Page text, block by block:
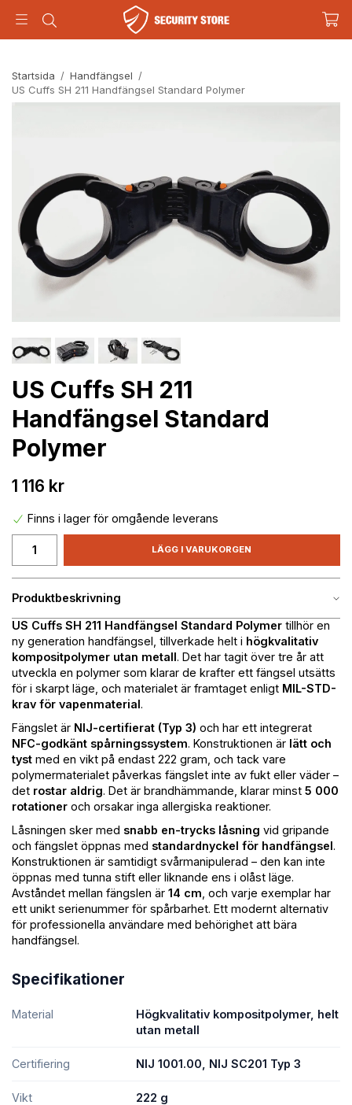
Startsida / Handfängsel /
US Cuffs SH 211 Handfängsel Standard Polymer
US Cuffs SH 211
Handfängsel Standard
Polymer
1 116 kr
Finns i lager för omgående leverans
LÄGG I VARUKORGEN
Produktbeskrivning
US Cuffs SH 211 Handfängsel Standard Polymer tillhör en
ny generation handfängsel, tillverkade helt i högkvalitativ
kompositpolymer utan metall. Det har tagit över tre år att
utveckla en polymer som klarar de krafter ett fängsel utsätts
för i skarpt läge, och materialet är framtaget enligt MIL-STD-
krav för vapenmaterial.
Fängslet är NIJ-certifierat (Typ 3) och har ett integrerat
NFC-godkänt spårningssystem. Konstruktionen är lätt och
tyst med en vikt på endast 222 gram, och tack vare
polymermaterialet påverkas fängslet inte av fukt eller väder –
det rostar aldrig. Det är brandhämmande, klarar minst 5 000
rotationer och orsakar inga allergiska reaktioner.
Låsningen sker med snabb en-trycks låsning vid gripande
och fängslet öppnas med standardnyckel för handfängsel.
Konstruktionen är samtidigt svårmanipulerad – den kan inte
öppnas med tunna stift eller liknande ens i olåst läge.
Avståndet mellan fängslen är 14 cm , och varje exemplar har
ett unikt serienummer för spårbarhet. Ett modernt alternativ
för professionella användare med behörighet att bära
handfängsel.
Specifikationer
Material
Högkvalitativ kompositpolymer, helt
utan metall
Certifiering NIJ 1001.00, NIJ SC201 Typ 3
Vikt 222 g